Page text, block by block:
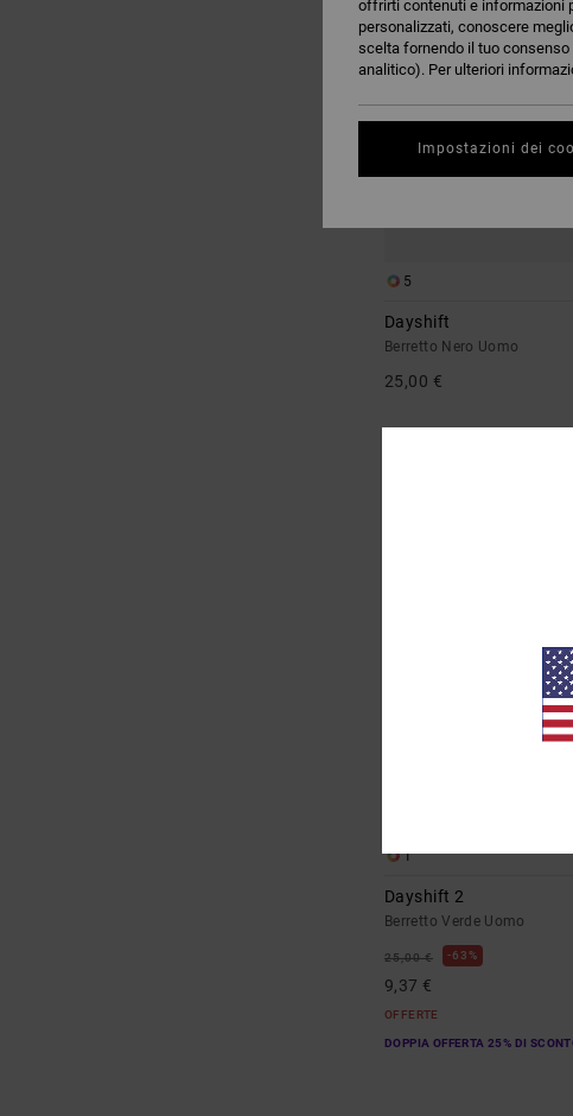
RICERCA
5
Dayshift
Berretto Nero Uomo
25,00 €
1
Dayshift 2
Berretto Verde Uomo
25,00 € 63%
9,37 €
OFFERTE
DOPPIA OFFERTA 25% DI
offrirti contenuti e informazioni
personalizzati, conoscere
scelta fornendo il tuo
analitico). Per ulteriori
Impostazioni dei